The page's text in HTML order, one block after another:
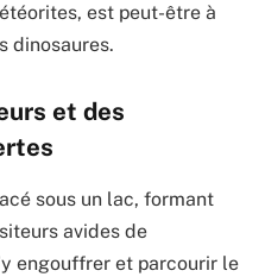
est peut-être à
dinosaures.
et des
sous un lac, formant
avides de
engouffrer et parcourir le